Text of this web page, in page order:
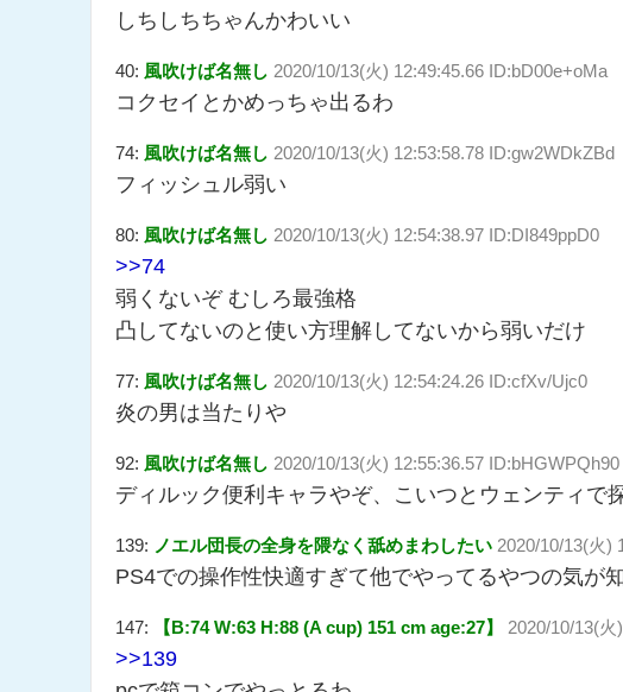
しちしちちゃんかわいい
40: 風吹けば名無し 2020/10/13(火) 12:49:45.66 ID:bD00e+oMa
コクセイとかめっちゃ出るわ
74: 風吹けば名無し 2020/10/13(火) 12:53:58.78 ID:gw2WDkZBd
フィッシュル弱い
80: 風吹けば名無し 2020/10/13(火) 12:54:38.97 ID:DI849ppD0
>>74
弱くないぞ むしろ最強格
凸してないのと使い方理解してないから弱いだけ
77: 風吹けば名無し 2020/10/13(火) 12:54:24.26 ID:cfXv/Ujc0
炎の男は当たりや
92: 風吹けば名無し 2020/10/13(火) 12:55:36.57 ID:bHGWPQh90
ディルック便利キャラやぞ、こいつとウェンティで
139: ノエル団長の全身を隈なく舐めまわしたい 2020/10/13(火)
PS4での操作性快適すぎて他でやってるやつの気が
147: 【B:74 W:63 H:88 (A cup) 151 cm age:27】 2020/10/13(
>>139